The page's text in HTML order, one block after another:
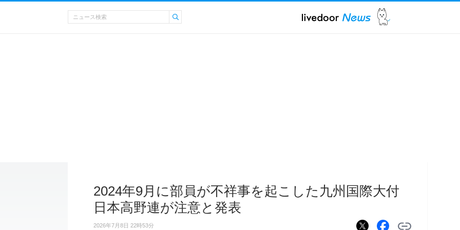
2024年9月に部員が不祥事を起こした九州国際大付
日本高野連が注意と発表
2026年7月8日 22時53分